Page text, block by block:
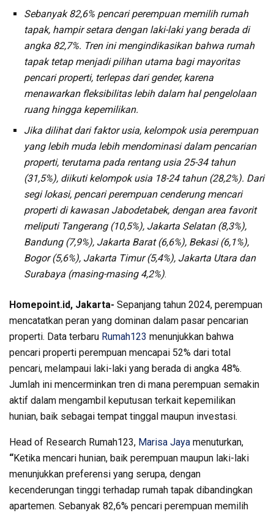
Sebanyak 82,6% pencari perempuan memilih rumah
tapak, hampir setara dengan laki-laki yang berada di
angka 82,7%. Tren ini mengindikasikan bahwa rumah
tapak tetap menjadi pilihan utama bagi mayoritas
pencari properti, terlepas dari gender, karena
menawarkan fleksibilitas lebih dalam hal pengelolaan
ruang hingga kepemilikan.
Jika dilihat dari faktor usia, kelompok usia perempuan
yang lebih muda lebih mendominasi dalam pencarian
properti, terutama pada rentang usia 25-34 tahun
(31,5%), diikuti kelompok usia 18-24 tahun (28,2%). Dari
segi lokasi, pencari perempuan cenderung mencari
properti di kawasan Jabodetabek, dengan area favorit
meliputi Tangerang (10,5%), Jakarta Selatan (8,3%),
Bandung (7,9%), Jakarta Barat (6,6%), Bekasi (6,1%),
Bogor (5,6%), Jakarta Timur (5,4%), Jakarta Utara dan
Surabaya (masing-masing 4,2%).
Homepoint.id, Jakarta- Sepanjang tahun 2024, perempuan
mencatatkan peran yang dominan dalam pasar pencarian
properti. Data terbaru Rumah123 menunjukkan bahwa
pencari properti perempuan mencapai 52% dari total
pencari, melampaui laki-laki yang berada di angka 48%.
Jumlah ini mencerminkan tren di mana perempuan semakin
aktif dalam mengambil keputusan terkait kepemilikan
hunian, baik sebagai tempat tinggal maupun investasi.
Head of Research Rumah123, Marisa Jaya menuturkan,
“Ketika mencari hunian, baik perempuan maupun laki-laki
menunjukkan preferensi yang serupa, dengan
kecenderungan tinggi terhadap rumah tapak dibandingkan
apartemen. Sebanyak 82,6% pencari perempuan memilih